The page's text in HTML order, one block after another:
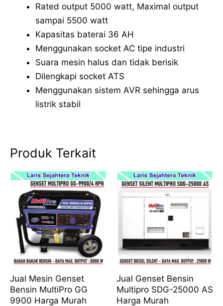
Rated output 5000 watt, Maximal output
sampai 5500 watt
Kapasitas baterai 36 AH
Menggunakan socket AC tipe industri
Suara mesin halus dan tidak berisik
Dilengkapi socket ATS
Menggunakan sistem AVR sehingga arus
listrik stabil
Produk Terkait
Jual Mesin Genset
Bensin MultiPro GG
9900 Harga Murah
Jual Genset Bensin
Multipro SDG-25000 AS
Harga Murah